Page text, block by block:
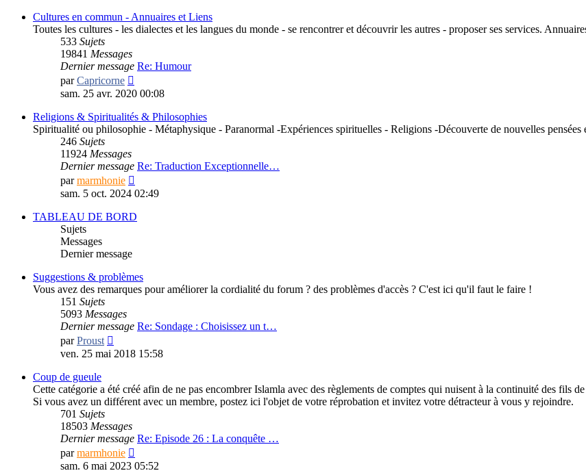
Cultures en commun - Annuaires et Liens
Toutes les cultures - les dialectes et les langues du monde - se rencontrer et découvrir les autres - proposer ses services.
533 Sujets
19841 Messages
Dernier message Re: Humour
parCapricorne
le
message
sam. 25 avr. 2020 00:08
Religions & Spiritualités & Philosophies
Spiritualité ou philosophie - Métaphysique - Paranormal -Expériences spirituelles - Religions -Découverte de nouvelles pensées
246 Sujets
11924 Messages
Dernier message Re: Traduction Exceptionnelle…
parmarmhonie
le
message
sam. 5 oct. 2024 02:49
TABLEAU DE BORD
Sujets
Messages
Dernier message
Suggestions & problèmes
Vous avez des remarques pour améliorer la cordialité du forum ? des problèmes d'accès ? C'est ici qu'il faut le faire !
151 Sujets
5093 Messages
Dernier message Re: Sondage : Choisissez un t…
parProust
le
ven. 25 mai 2018 15:58
Coup de gueule
Cette catégorie a été créé afin de ne pas encombrer Islamla avec des règlements de comptes qui nuisent à la continuité des fils
Si vous avez un différent avec un membre, postez ici l'objet de votre réprobation et invitez votre détracteur à vous y rejoindre.
701 Sujets
18503 Messages
Dernier message Re: Episode 26 : La conquête …
parmarmhonie
le
sam. 6 mai 2023 05:52